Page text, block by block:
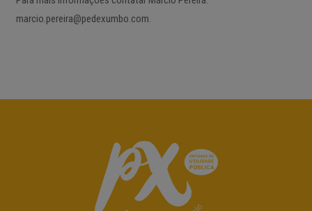
marcio.pereira@pedexumbo.com.